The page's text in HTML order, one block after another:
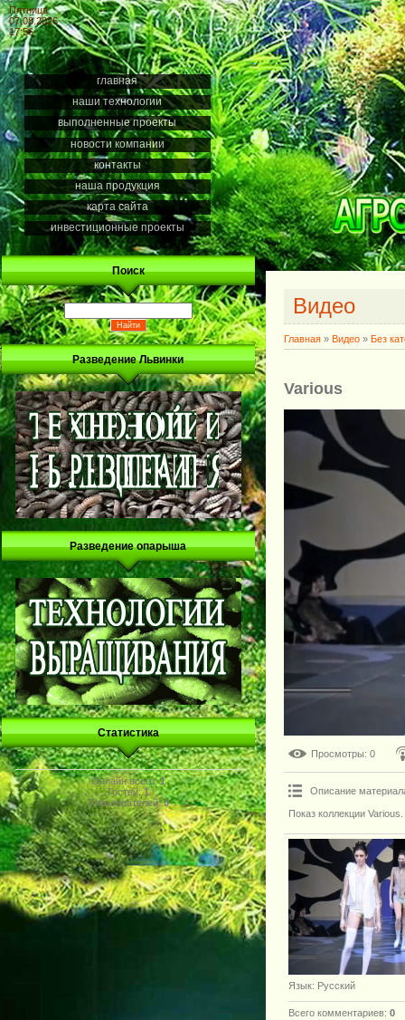
Пятница
07.08.2026
17:56
главная
наши технологии
выполненные проекты
новости компании
контакты
наша продукция
карта сайта
инвестиционные проекты
Поиск
Разведение Львинки
Разведение опарыша
Статистика
Онлайн всего:1
Гостей:1
Пользователей:0
Видео
Главная » Видео » Без
Various
Просмотры: 0
Описание
Показ коллекции Various.
Язык: Русский
Всего комментариев: 0